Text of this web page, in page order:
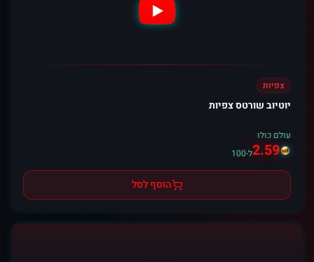
צפיות
יוטיוב שורטס צפיות
עולם כולו
2.59ל-100
הוסף לסל